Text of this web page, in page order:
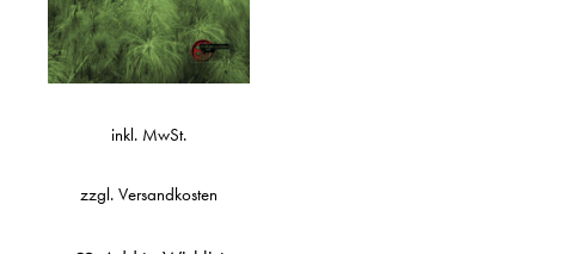
inkl. MwSt.
zzgl. Versandkosten